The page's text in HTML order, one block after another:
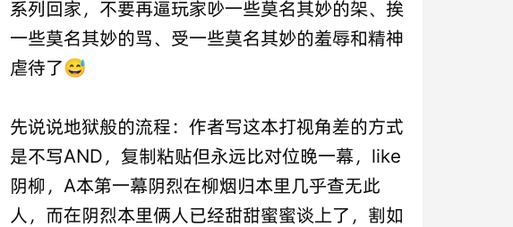
系列回家，不要再逼玩家吵一些莫名其妙的架、挨
一些莫名其妙的骂、受一些莫名其妙的羞辱和精神
虐待了😅
先说说地狱般的流程：作者写这本打视角差的方式
是不写AND，复制粘贴但永远比对位晚一幕，like
阴柳，A本第一幕阴烈在柳烟归本里几乎查无此
人，而在阴烈本里俩人已经甜甜蜜蜜谈上了，割如